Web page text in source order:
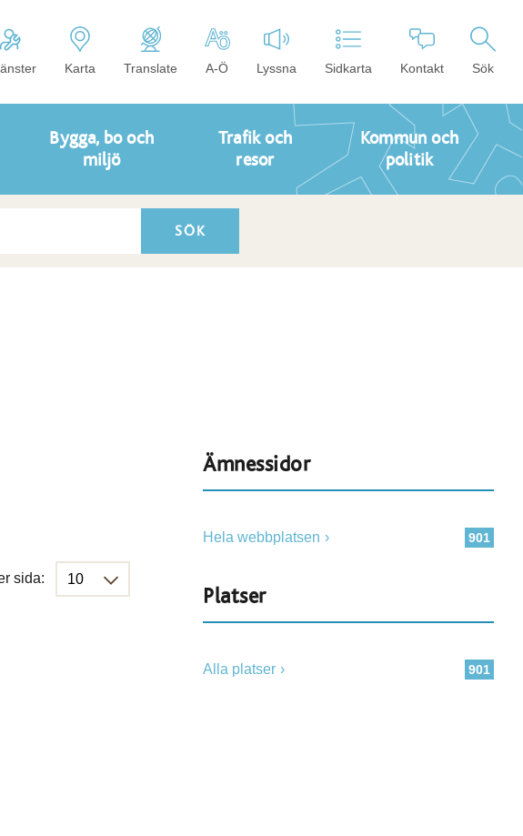
Karta Translate A-Ö Lyssna Sidkarta Kontakt Sök
Bygga, bo och
miljö
Trafik och
resor
Kommun och
politik
sida:
Ämnessidor
901
Hela webbplatsen
Platser
901
Alla platser